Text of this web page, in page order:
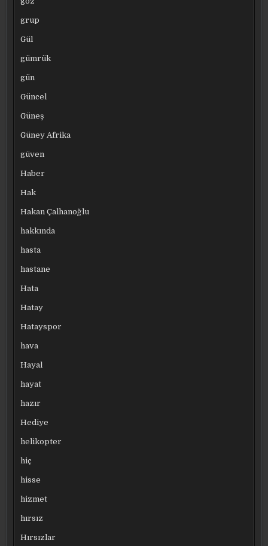
grup
Gül
gümrük
gün
Güncel
Güneş
Güney Afrika
güven
Haber
Hak
Hakan Çalhanoğlu
hakkında
hasta
hastane
Hata
Hatay
Hatayspor
hava
Hayal
hayat
hazır
Hediye
helikopter
hiç
hisse
hizmet
hırsız
Hırsızlar